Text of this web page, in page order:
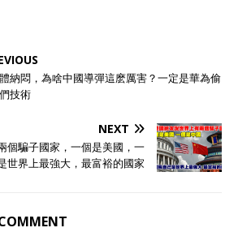
納悶，為啥中國導彈這麽厲害？一定是華為偷
技術
NEXT
個騙子國家，一個是美國，一
世界上最強大，最富裕的國家